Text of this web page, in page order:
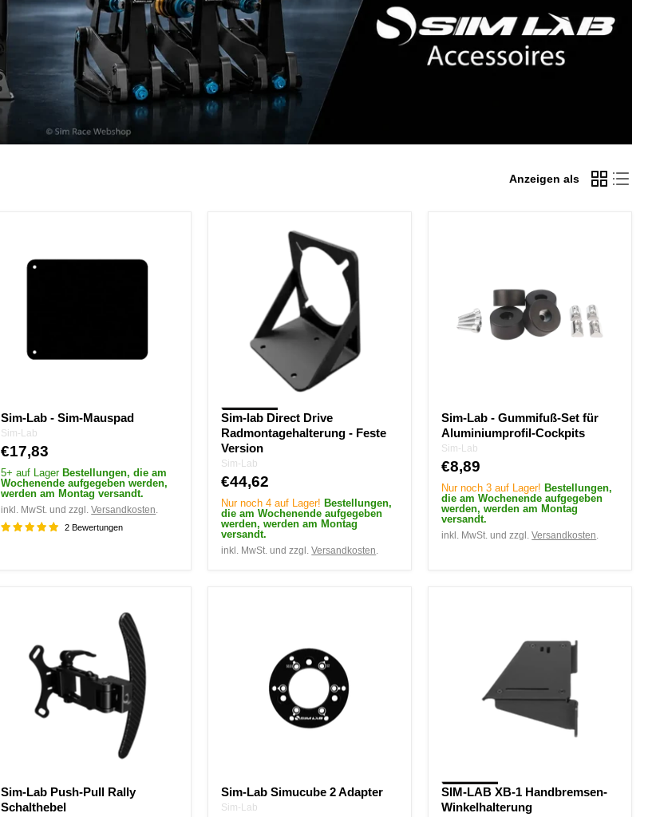
Anzeigen als
Sim-Lab - Sim-Mauspad
Sim-Lab
€17,83
5+ auf Lager Bestellungen, die am
Wochenende aufgegeben werden,
werden am Montag versandt.
inkl. MwSt. und zzgl.Versandkosten.
2 Bewertungen
Radmontagehalterung
Version
Sim-lab Direct Drive
Radmontagehalterung - Feste
Version
Sim-Lab
€44,62
Nur noch 4 auf Lager! Bestellungen,
die am Wochenende aufgegeben
werden, werden am Montag
versandt.
inkl. MwSt. und zzgl.Versandkosten.
Aluminiumprofil-
Cockpits
Sim-Lab - Gummifuß-Set für
Aluminiumprofil-Cockpits
Sim-Lab
€8,89
Nur noch 3 auf Lager! Bestellungen,
die am Wochenende aufgegeben
werden, werden am Montag
versandt.
inkl. MwSt. und zzgl.Versandkosten.
Schalthebel
Sim-Lab Push-Pull Rally
Schalthebel
Sim-Lab Simucube 2 Adapter
Sim-Lab
Handbremsen-
Winkelhalterung
SIM-LAB XB-1 Handbremsen-
Winkelhalterung